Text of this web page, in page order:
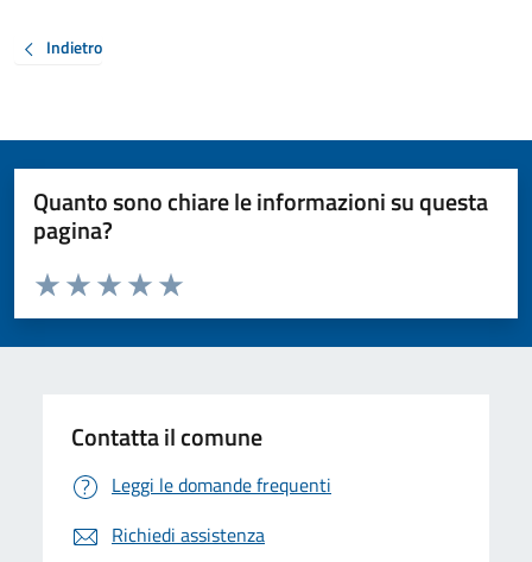
Indietro
Quanto sono chiare le informazioni su questa
pagina?
Valuta da 1 a 5 stelle la pagina
Valuta 5 stelle su 5
Valuta 4 stelle su 5
Valuta 3 stelle su 5
Valuta 2 stelle su 5
Valuta 1 stelle su 5
Contatta il comune
Leggi le domande frequenti
Richiedi assistenza